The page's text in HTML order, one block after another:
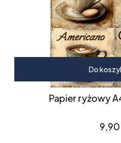
Do
Papier ryżowy
9,90